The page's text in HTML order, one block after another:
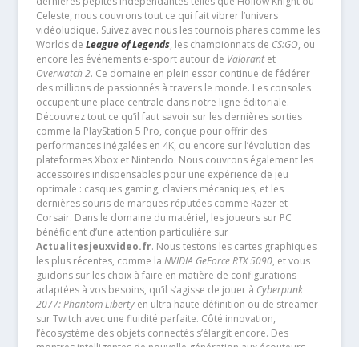
Celeste, nous couvrons tout ce qui fait vibrer l’univers
vidéoludique. Suivez avec nous les tournois phares comme les
Worlds de League of Legends, les championnats de CS:GO, ou
encore les événements e-sport autour de Valorantet
Overwatch 2. Ce domaine en plein essor continue de fédérer
des millions de passionnés à travers le monde. Les consoles
occupent une place centrale dans notre ligne éditoriale.
Découvrez tout ce qu’il faut savoir sur les dernières sorties
comme la PlayStation 5 Pro, conçue pour offrir des
performances inégalées en 4K, ou encore sur l’évolution des
plateformes Xbox et Nintendo. Nous couvrons également les
accessoires indispensables pour une expérience de jeu
optimale : casques gaming, claviers mécaniques, et les
dernières souris de marques réputées comme Razer et
Corsair. Dans le domaine du matériel, les joueurs sur PC
bénéficient d’une attention particulière sur
Actualitesjeuxvideo.fr. Nous testons les cartes graphiques
les plus récentes, comme la NVIDIA GeForce RTX 5090, et vous
guidons sur les choix à faire en matière de configurations
adaptées à vos besoins, qu’il s’agisse de jouer à Cyberpunk
2077: Phantom Libertyen ultra haute définition ou de streamer
sur Twitch avec une fluidité parfaite. Côté innovation,
l’écosystème des objets connectés s’élargit encore. Des